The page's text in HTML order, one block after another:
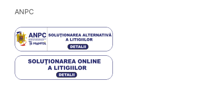
ANPC